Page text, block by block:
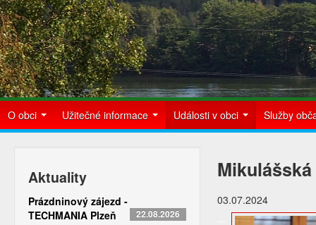
O obci Užitečné informace Události v obci Služby
Aktuality
Prázdninový zájezd -
TECHMANIA Plzeň
22.08.2026
Mikulášská
03.07.2024